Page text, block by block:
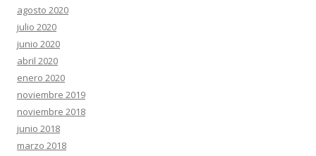
agosto 2020
julio 2020
junio 2020
abril 2020
enero 2020
noviembre 2019
noviembre 2018
junio 2018
marzo 2018